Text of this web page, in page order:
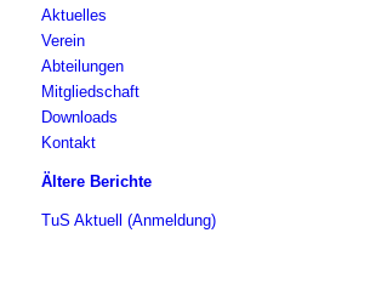
Aktuelles
Verein
Abteilungen
Mitgliedschaft
Downloads
Kontakt
Ältere Berichte
TuS Aktuell (Anmeldung)